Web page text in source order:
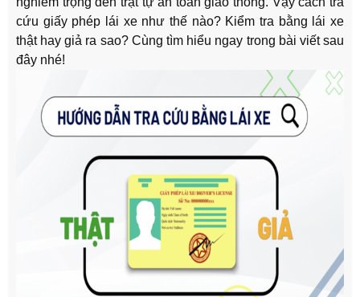
cứu giấy phép lái xe như thế nào? Kiểm tra bằng lái xe
thật hay giả ra sao? Cùng tìm hiểu ngay trong bài viết sau
đây nhé!